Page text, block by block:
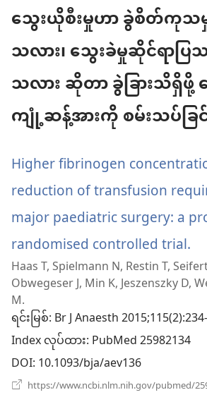
သွေးယိုစီးမှုဟာ ခွဲစိတ်ကုသမှု
သလား၊ သွေးခဲမှုဆိုင်ရာပြ
သလား ဆိုတာ ခွဲခြားသိရှိဖို့ စ
ကျုံ့ဆန့်အားကို စမ်းသပ်ခြ
Higher fibrinogen
reduction of transfusion
major paediatric surgery: a
randomised controlled trial.
င့်
ပါ
Haas T, Spielmann N, Restin T,
Obwegeser J, Min K, Jeszenszky D,
M.
ရင်းမြစ်‎: Br J Anaesth
Index လုပ်ထား‎: PubMed 25982134
DOI‎: 10.1093/bja/aev136
https://www.ncbi.nlm.nih.gov/pubmed/